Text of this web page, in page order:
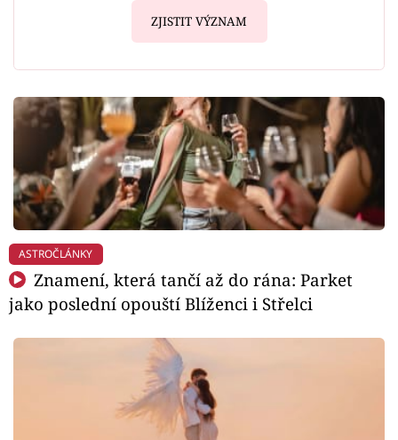
ZJISTIT VÝZNAM
ASTROČLÁNKY
Znamení, která tančí až do rána: Parket
jako poslední opouští Blíženci i Střelci